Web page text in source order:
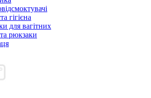
гігієна
для вагітних
рюкзаки